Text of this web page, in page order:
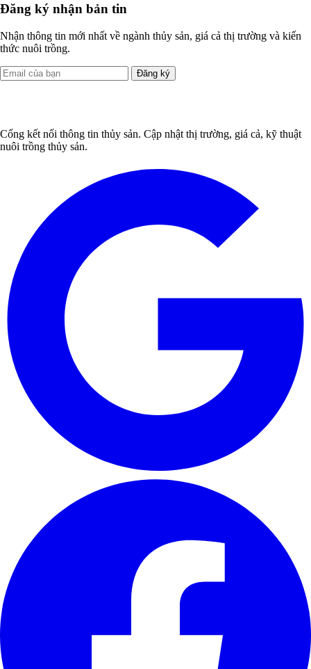
Đăng ký nhận bản tin
Nhận thông tin mới nhất về ngành thủy sản, giá cả thị trường và kiến
thức nuôi trồng.
Đăng ký
Cổng kết nối thông tin thủy sản. Cập nhật thị trường, giá cả, kỹ thuật
nuôi trồng thủy sản.